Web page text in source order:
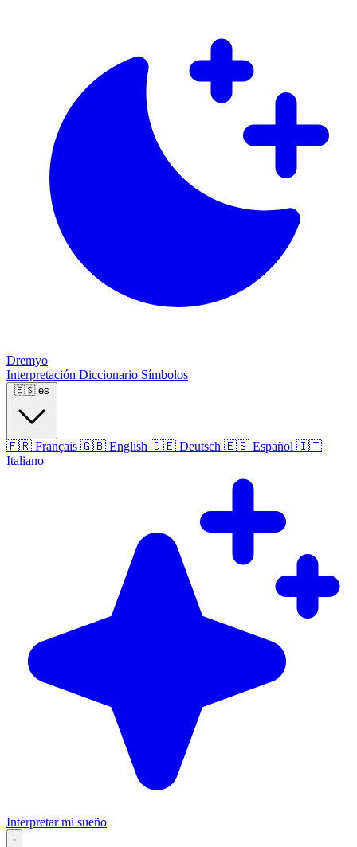
Dremyo
Interpretación Diccionario Símbolos
🇪🇸 es
🇫🇷 Français 🇬🇧 English 🇩🇪 Deutsch 🇪🇸 Español 🇮🇹
Italiano
Interpretar mi sueño